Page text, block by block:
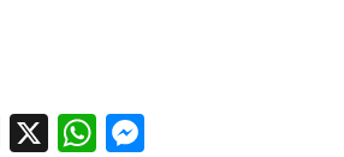
Email WhatsApp